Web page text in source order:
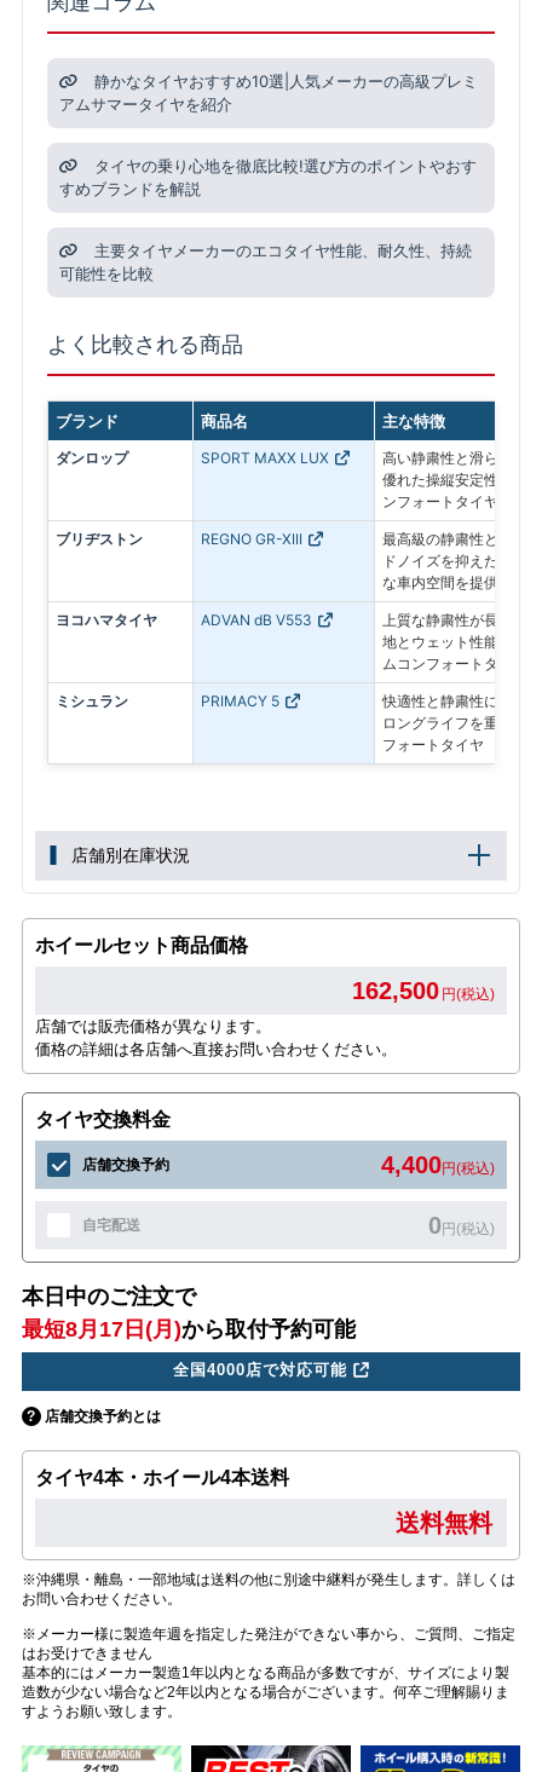
静かなタイヤおすすめ10選|人気メーカーの高級プレミ
アムサマータイヤを紹介
タイヤの乗り心地を徹底比較!選び方のポイントやおす
すめブランドを解説
主要タイヤメーカーのエコタイヤ性能、耐久性、持続
可能性を比較
よく比較される商品
ブランド 商品名 主な特徴
ダンロップ SPORT MAXX LUX
高い静粛性と滑らかな
優れた操縦安定性を備
ンフォートタイヤ
ブリヂストン REGNO GR-XIII
最高級の静粛性と乗り
ドノイズを抑えた静か
な車内空間を提供
ヨコハマタイヤ ADVAN dB V553
上質な静粛性が長く続
地とウェット性能にも
ムコンフォートタイヤ
ミシュラン PRIMACY 5
快適性と静粛性に加え
ロングライフを重視し
フォートタイヤ
店舗別在庫状況
ホイールセット商品価格
162,500 円(税込)
店舗では販売価格が異なります。
価格の詳細は各店舗へ直接お問い合わせください。
タイヤ交換料金
店舗交換予約 4,400円(税込)
自宅配送 0円(税込)
本日中のご注文で
最短8月17日(月)から取付予約可能
全国4000店で対応可能
店舗交換予約とは
タイヤ4本・ホイール4本送料
送料無料
※沖縄県・離島・一部地域は送料の他に別途中継料が発生します。詳しくは
お問い合わせください。
※メーカー様に製造年週を指定した発注ができない事から、ご質問、ご指定
はお受けできません
基本的にはメーカー製造1年以内となる商品が多数ですが、サイズにより製
造数が少ない場合など2年以内となる場合がございます。何卒ご理解賜りま
すようお願い致します。